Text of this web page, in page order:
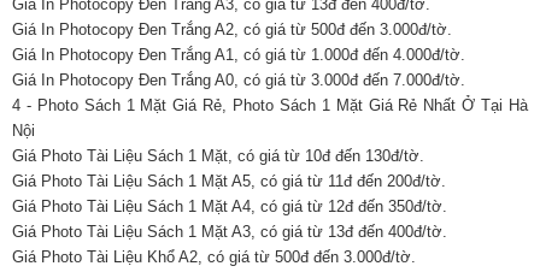
Giá In Photocopy Đen Trắng A3, có giá từ 13đ đến 400đ/tờ.
Giá In Photocopy Đen Trắng A2, có giá từ 500đ đến 3.000đ/tờ.
Giá In Photocopy Đen Trắng A1, có giá từ 1.000đ đến 4.000đ/tờ.
Giá In Photocopy Đen Trắng A0, có giá từ 3.000đ đến 7.000đ/tờ.
4 - Photo Sách 1 Mặt Giá Rẻ, Photo Sách 1 Mặt Giá Rẻ Nhất Ở Tại Hà
Nội
Giá Photo Tài Liệu Sách 1 Mặt, có giá từ 10đ đến 130đ/tờ.
Giá Photo Tài Liệu Sách 1 Mặt A5, có giá từ 11đ đến 200đ/tờ.
Giá Photo Tài Liệu Sách 1 Mặt A4, có giá từ 12đ đến 350đ/tờ.
Giá Photo Tài Liệu Sách 1 Mặt A3, có giá từ 13đ đến 400đ/tờ.
Giá Photo Tài Liệu Khổ A2, có giá từ 500đ đến 3.000đ/tờ.